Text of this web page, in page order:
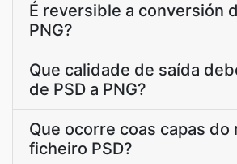
É reversible a conversión
PNG?
Que calidade de saída
de PSD a PNG?
Que ocorre coas capas do
ficheiro PSD?